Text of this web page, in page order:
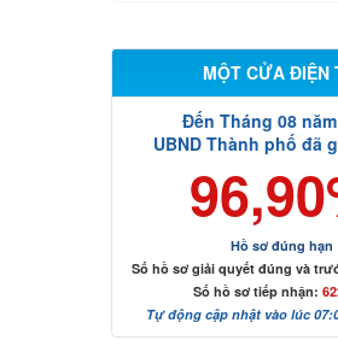
MỘT CỬA ĐIỆN
Đến Tháng 08
UBND Thành phố đã
Hồ sơ đúng hạn
Số hồ sơ giải quyết đúng và
Số hồ sơ tiếp nhận:
Tự động cập nhật vào lúc